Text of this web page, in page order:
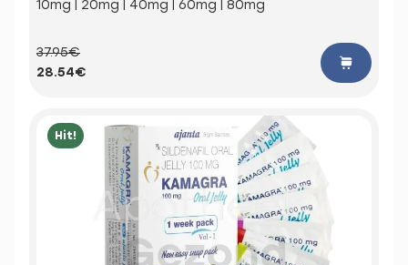
10mg | 20mg | 40mg | 60mg | 80mg
37.95€
28.54€
Hit!